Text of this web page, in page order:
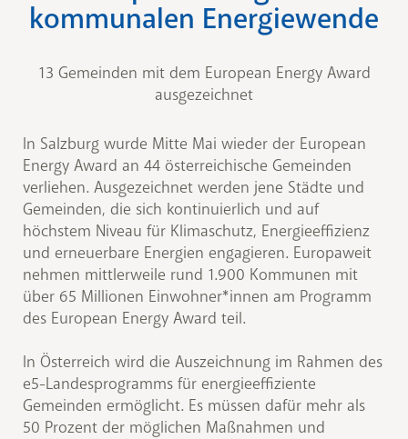
kommunalen Energiewende
13 Gemeinden mit dem European Energy Award
ausgezeichnet
In Salzburg wurde Mitte Mai wieder der European
Energy Award an 44 österreichische Gemeinden
verliehen. Ausgezeichnet werden jene Städte und
Gemeinden, die sich kontinuierlich und auf
höchstem Niveau für Klimaschutz, Energieeffizienz
und erneuerbare Energien engagieren. Europaweit
nehmen mittlerweile rund 1.900 Kommunen mit
über 65 Millionen Einwohner*innen am Programm
des European Energy Award teil.
In Österreich wird die Auszeichnung im Rahmen des
e5-Landesprogramms für energieeffiziente
Gemeinden ermöglicht. Es müssen dafür mehr als
50 Prozent der möglichen Maßnahmen und